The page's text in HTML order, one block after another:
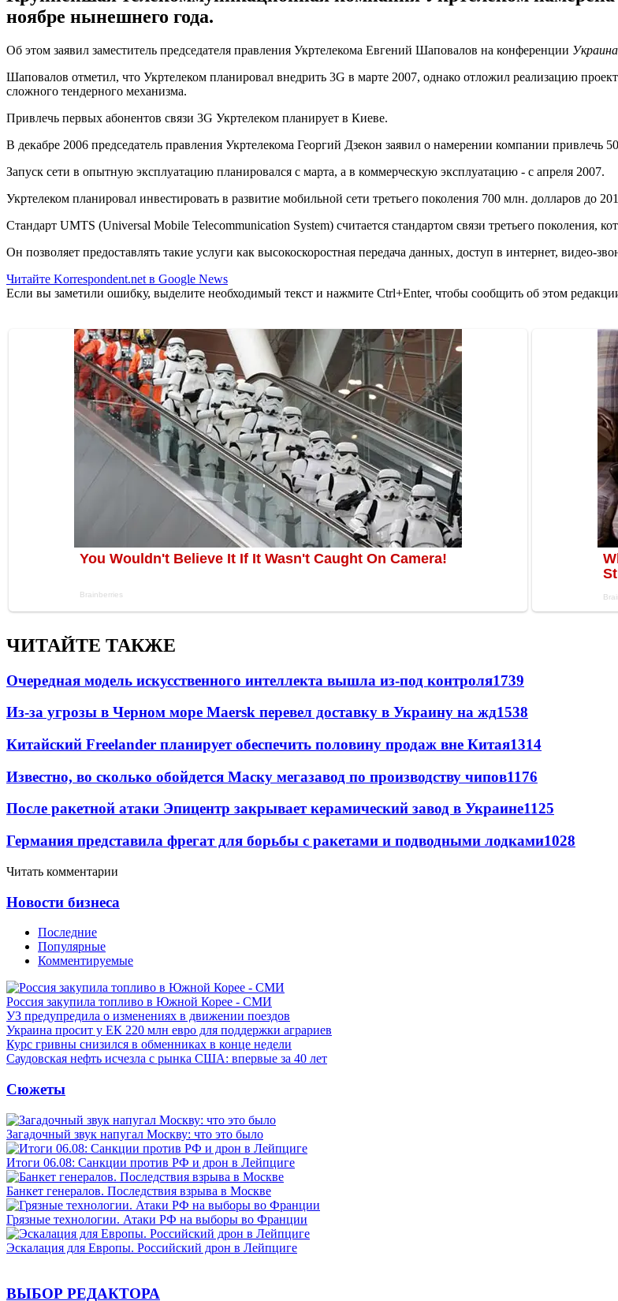
ноябре нынешнего года.
Об этом заявил заместитель председателя правления Укртелекома Евгений Шаповалов на конференции
Шаповалов отметил, что Укртелеком планировал внедрить 3G в марте 2007, однако отложил реализацию
сложного тендерного механизма.
Привлечь первых абонентов связи 3G Укртелеком планирует в Киеве.
В декабре 2006 председатель правления Укртелекома Георгий Дзекон заявил о намерении компании привлечь
Запуск сети в опытную эксплуатацию планировался с марта, а в коммерческую эксплуатацию - с апреля 2007.
Укртелеком планировал инвестировать в развитие мобильной сети третьего поколения 700 млн. долларов до
Стандарт UMTS (Universal Mobile Telecommunication System) считается стандартом связи третьего поколения,
Он позволяет предоставлять такие услуги как высокоскоростная передача данных, доступ в интернет, видео-
Читайте Korrespondent.net в Google News
Если вы заметили ошибку, выделите необходимый текст и нажмите Ctrl+Enter, чтобы сообщить об этом
ЧИТАЙТЕ ТАКЖЕ
Очередная модель искусственного интеллекта вышла из-под контроля1739
Из-за угрозы в Черном море Maersk перевел доставку в Украину на жд1538
Китайский Freelander планирует обеспечить половину продаж вне Китая1314
Известно, во сколько обойдется Маску мегазавод по производству чипов1176
После ракетной атаки Эпицентр закрывает керамический завод в Украине1125
Германия представила фрегат для борьбы с ракетами и подводными лодками1028
Читать комментарии
Новости бизнеса
Последние
Популярные
Комментируемые
Россия закупила топливо в Южной Корее - СМИ
УЗ предупредила о изменениях в движении поездов
Украина просит у ЕК 220 млн евро для поддержки аграриев
Курс гривны снизился в обменниках в конце недели
Саудовская нефть исчезла с рынка США: впервые за 40 лет
Сюжеты
Загадочный звук напугал Москву: что это было
Итоги 06.08: Санкции против РФ и дрон в Лейпциге
Банкет генералов. Последствия взрыва в Москве
Грязные технологии. Атаки РФ на выборы во Франции
Эскалация для Европы. Российский дрон в Лейпциге
ВЫБОР РЕДАКТОРА